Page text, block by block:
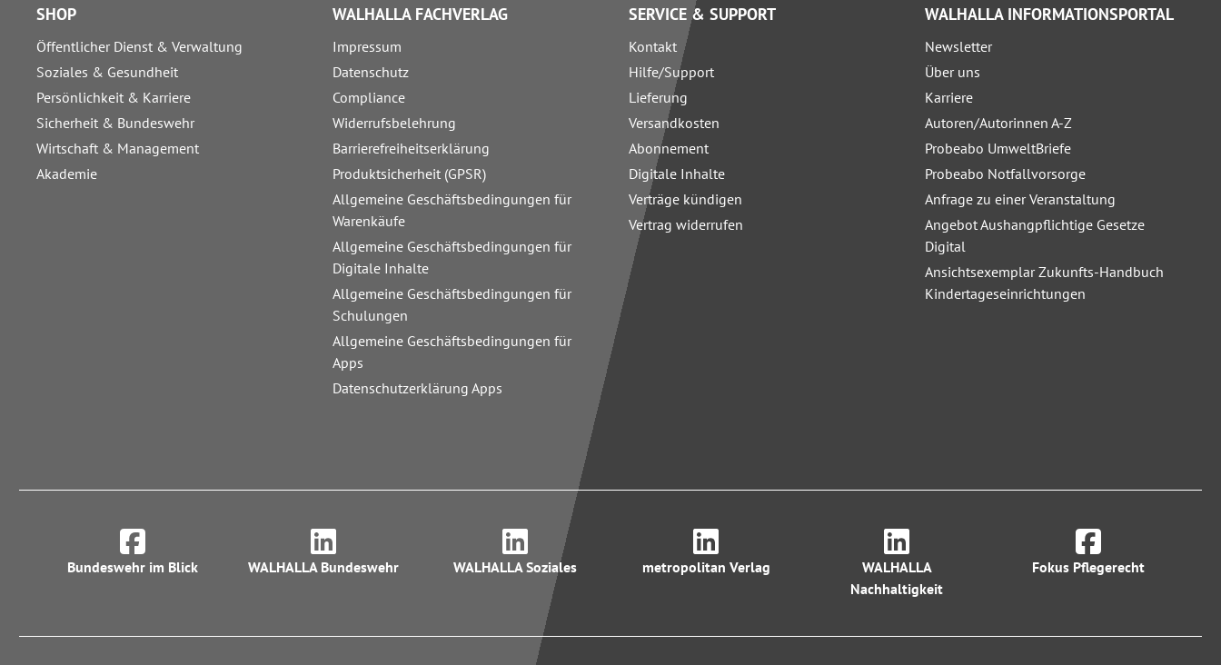
SHOP
Öffentlicher Dienst & Verwaltung
Soziales & Gesundheit
Persönlichkeit & Karriere
Sicherheit & Bundeswehr
Wirtschaft & Management
Akademie
WALHALLA FACHVERLAG
Impressum
Datenschutz
Compliance
Widerrufsbelehrung
Barrierefreiheitserklärung
Produktsicherheit (GPSR)
Allgemeine Geschäftsbedingungen für
Warenkäufe
Allgemeine Geschäftsbedingungen für
Digitale Inhalte
Allgemeine Geschäftsbedingungen für
Schulungen
Allgemeine Geschäftsbedingungen für
Apps
Datenschutzerklärung Apps
SERVICE & SUPPORT
Kontakt
Hilfe/Support
Lieferung
Versandkosten
Abonnement
Digitale Inhalte
Verträge kündigen
Vertrag widerrufen
WALHALLA INFORMATIONSPORTAL
Newsletter
Über uns
Karriere
Autoren/Autorinnen A-Z
Probeabo UmweltBriefe
Probeabo Notfallvorsorge
Anfrage zu einer Veranstaltung
Angebot Aushangpflichtige Gesetze
Digital
Ansichtsexemplar Zukunfts-Handbuch
Kindertageseinrichtungen
Bundeswehr im Blick WALHALLA Bundeswehr WALHALLA Soziales metropolitan Verlag
WALHALLA
Nachhaltigkeit
Fokus Pflegerecht